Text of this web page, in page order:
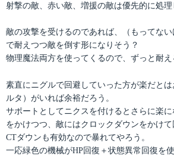
射撃の敵、赤い敵、増援の敵は優先的に処理
敵の攻撃を受けるのであれば、（もってな
で耐えつつ敵を倒す形になりそう？
物理魔法両方を使ってくるので、ずっと耐
素直にニグルで回避していった方が楽だと
ルタ）がいれば余裕だろう。
サポートとしてニクスを付けるとさらに楽
をかけつつ、敵にはクロックダウンをかけて
CTダウンも有効なので暴れてやろう。
一応緑色の機械がHP回復＋状態異常回復を